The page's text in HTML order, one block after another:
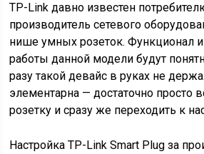
TP-Link давно известен
производитель сетевого
нише умных розеток. Функционал и
работы данной модели будут
разу такой девайс в руках не
элементарна — достаточно просто
розетку и сразу же переходить к
Настройка TP-Link Smart Plug за